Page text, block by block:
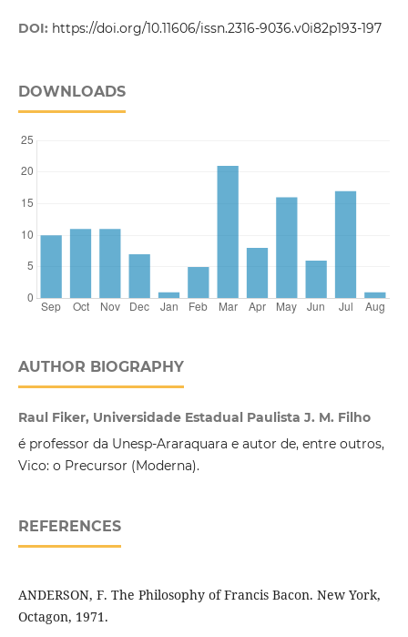
DOI: https://doi.org/10.11606/issn.2316-9036.v0i82p193-197
DOWNLOADS
AUTHOR BIOGRAPHY
Raul Fiker, Universidade Estadual Paulista J. M. Filho
é professor da Unesp-Araraquara e autor de, entre outros,
Vico: o Precursor (Moderna).
REFERENCES
ANDERSON, F. The Philosophy of Francis Bacon. New York,
Octagon, 1971.